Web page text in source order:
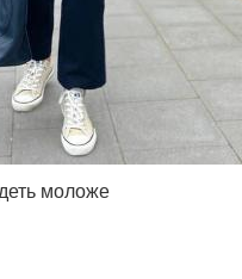
моложе